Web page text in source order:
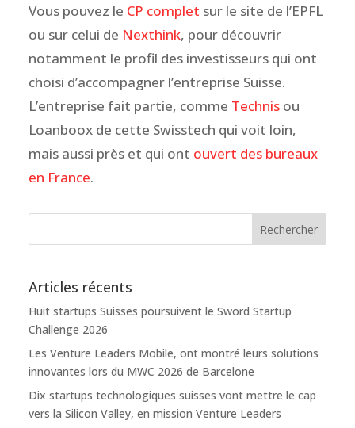
Vous pouvez le CP complet sur le site de l’EPFL
ou sur celui de Nexthink, pour découvrir
notamment le profil des investisseurs qui ont
choisi d’accompagner l’entreprise Suisse.
L’entreprise fait partie, comme Technisou
Loanboox de cette Swisstech qui voit loin,
mais aussi près et qui ont ouvert des bureaux
en France.
Articles récents
Huit startups Suisses poursuivent le Sword Startup
Challenge 2026
Les Venture Leaders Mobile, ont montré leurs solutions
innovantes lors du MWC 2026 de Barcelone
Dix startups technologiques suisses vont mettre le cap
vers la Silicon Valley, en mission Venture Leaders